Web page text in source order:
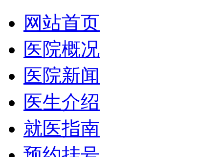
网站首页
医院概况
医院新闻
医生介绍
就医指南